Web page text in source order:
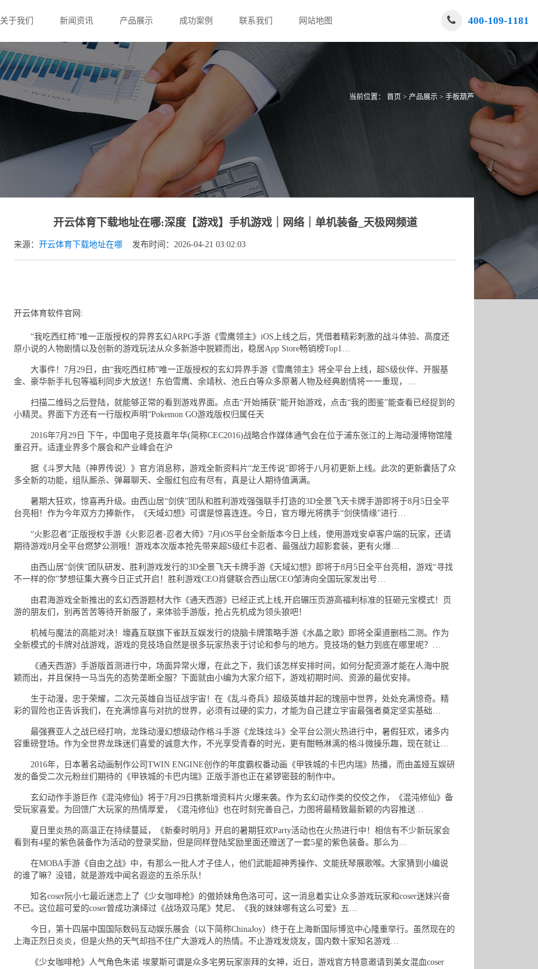
关于我们 新闻资讯 产品展示 成功案例 联系我们 网站地图 400-109-1181
当前位置： 首页 > 产品展示 > 手板葫芦
开云体育下载地址在哪:深度【游戏】手机游戏｜网络｜单机装备_天极网频道
来源： 开云体育下载地址在哪 发布时间：2026-04-21 03:02:03
开云体育软件官网:
“我吃西红柿”唯一正版授权的异界玄幻ARPG手游《雪鹰领主》iOS上线之后，凭借着精彩刺激的战斗体验、高度还
原小说的人物剧情以及创新的游戏玩法从众多新游中脱颖而出，稳居App Store畅销榜Top1…
大事件！7月29日，由“我吃西红柿”唯一正版授权的玄幻异界手游《雪鹰领主》将全平台上线，超S级伙伴、开服基
金、豪华新手礼包等福利同步大放送！东伯雪鹰、余靖秋、池丘白等众多原著人物及经典剧情将一一重现，…
扫描二维码之后登陆，就能够正常的看到游戏界面。点击“开始捕获”能开始游戏，点击“我的图鉴”能查看已经捉到的
小精灵。界面下方还有一行版权声明“Pokemon GO游戏版权归属任天
2016年7月29日 下午，中国电子竞技嘉年华(简称CEC2016)战略合作媒体通气会在位于浦东张江的上海动漫博物馆隆
重召开。适逢业界多个展会和产业峰会在沪
据《斗罗大陆（神界传说）》官方消息称，游戏全新资料片“龙王传说”即将于八月初更新上线。此次的更新囊括了众
多全新的功能，组队厮杀、弹幕聊天、全服红包应有尽有，真是让人期待值满满。
暑期大狂欢，惊喜再升级。由西山居“剑侠”团队和胜利游戏强强联手打造的3D全景飞天卡牌手游即将于8月5日全平
台亮相！作为今年双方力捧新作，《天域幻想》可谓是惊喜连连。今日，官方曝光将携手“剑侠情缘”进行…
“火影忍者”正版授权手游《火影忍者-忍者大师》7月iOS平台全新版本今日上线，使用游戏安卓客户端的玩家，还请
期待游戏8月全平台燃梦公测哦！游戏本次版本抢先带来超S级红卡忍者、最强战力超影套装，更有火爆…
由西山居“剑侠”团队研发、胜利游戏发行的3D全景飞天卡牌手游《天域幻想》即将于8月5日全平台亮相，游戏“寻找
不一样的你”梦想征集大赛今日正式开启！胜利游戏CEO肖健联合西山居CEO邹涛向全国玩家发出号…
由君海游戏全新推出的玄幻西游题材大作《通天西游》已经正式上线,开启碾压页游高福利标准的狂砸元宝模式！页
游的朋友们，别再苦苦等待开新服了，来体验手游版，抢占先机成为领头狼吧！
机械与魔法的高能对决！壕鑫互联旗下雀跃互娱发行的烧脑卡牌策略手游《水晶之歌》即将全渠道删档二测。作为
全新模式的卡牌对战游戏，游戏的竞技场自然是很多玩家热衷于讨论和参与的地方。竞技场的魅力到底在哪里呢？…
《通天西游》手游版首测进行中，场面异常火爆，在此之下，我们该怎样安排时间，如何分配资源才能在人海中脱
颖而出，并且保持一马当先的态势垄断全服？下面就由小编为大家介绍下，游戏初期时间、资源的最优安排。
生于动漫，忠于荣耀，二次元英雄自当征战宇宙！在《乱斗奇兵》超级英雄并起的瑰丽中世界，处处充满惊奇。精
彩的冒险也正告诉我们，在充满惊喜与对抗的世界，必须有过硬的实力，才能为自己建立宇宙最强者奠定坚实基础…
最强赛亚人之战已经打响，龙珠动漫幻想级动作格斗手游《龙珠炫斗》全平台公测火热进行中，暑假狂欢，诸多内
容重磅登场。作为全世界龙珠迷们喜爱的诚意大作，不光享受青春的时光，更有酣畅淋漓的格斗微操乐趣，现在就让…
2016年，日本著名动画制作公司TWIN ENGINE创作的年度霸权番动画《甲铁城的卡巴内瑞》热播，而由盖娅互娱研
发的备受二次元粉丝们期待的《甲铁城的卡巴内瑞》正版手游也正在紧锣密鼓的制作中。
玄幻动作手游巨作《混沌修仙》将于7月29日携新增资料片火爆来袭。作为玄幻动作类的佼佼之作，《混沌修仙》备
受玩家喜爱。为回馈广大玩家的热情厚爱，《混沌修仙》也在时刻完善自己，力图将最精致最新颖的内容推送…
夏日里炎热的高温正在持续蔓延，《新秦时明月》开启的暑期狂欢Party活动也在火热进行中！相信有不少新玩家会
看到有4星的紫色装备作为活动的登录奖励，但是同样登陆奖励里面还赠送了一套5星的紫色装备。那么为…
在MOBA手游《自由之战》中，有那么一批人才子佳人，他们武能超神秀操作、文能抚琴展歌喉。大家猜到小编说
的谁了嘛？没错，就是游戏中闻名遐迩的五杀乐队！
知名coser阮小七最近迷恋上了《少女咖啡枪》的傲娇妹角色洛可可，这一消息着实让众多游戏玩家和coser迷妹兴奋
不已。这位超可爱的coser曾成功演绎过《战场双马尾》梵尼、《我的妹妹哪有这么可爱》五…
今日，第十四届中国国际数码互动娱乐展会（以下简称ChinaJoy）终于在上海新国际博览中心隆重举行。虽然现在的
上海正烈日炎炎，但是火热的天气却挡不住广大游戏人的热情。不止游戏发烧友，国内数十家知名游戏…
《少女咖啡枪》人气角色朱诺·埃蒙斯可谓是众多宅男玩家崇拜的女神，近日，游戏官方特意邀请到美女混血coser